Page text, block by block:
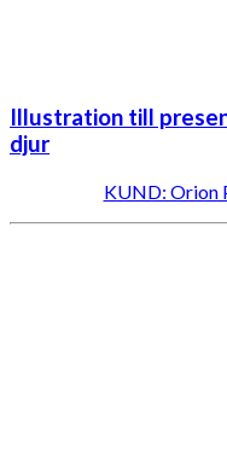
Illustration till
djur
KUND: Orion